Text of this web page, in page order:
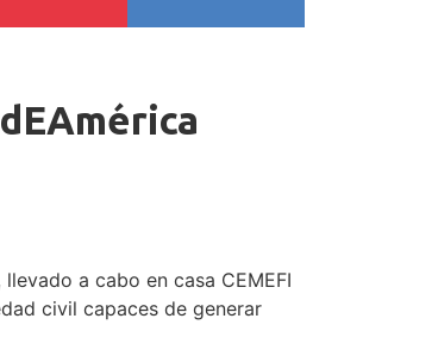
a cabo en casa CEMEFI
civil capaces de generar